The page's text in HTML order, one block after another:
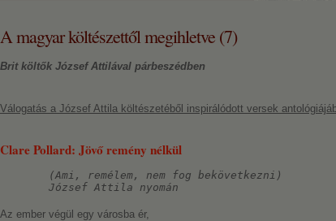
A magyar költészettől megihletve (7)
Brit költők József Attilával párbeszédben
Válogatás a József Attila költészetéből inspirálódott versek
Clare Pollard: Jövő remény nélkül
(Ami, remélem, nem fog bekövetkezni)
József Attila nyomán
Az ember végül egy városba ér,